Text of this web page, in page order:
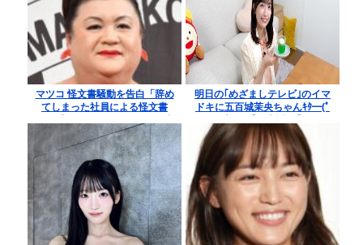
マツコ 怪文書騒動を告白「辞め
てしまった社員による怪文書
容も明かす
明日の｢めざましテレビ｣のイマ
ドキに五百城茉央ちゃんｷﾀ━(ﾟ